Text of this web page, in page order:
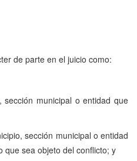
de parte en el juicio como:
municipal o entidad que
sección municipal o entidad
que sea objeto del conflicto; y